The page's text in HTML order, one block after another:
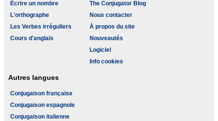
Écrire un nombre
L'orthographe
Les Verbes irréguliers
Cours d'anglais
The Conjugator Blog
Nous contacter
À propos du site
Nouveautés
Logiciel
Info cookies
Autres langues
Conjugaison française
Conjugaison espagnole
Conjugaison italienne